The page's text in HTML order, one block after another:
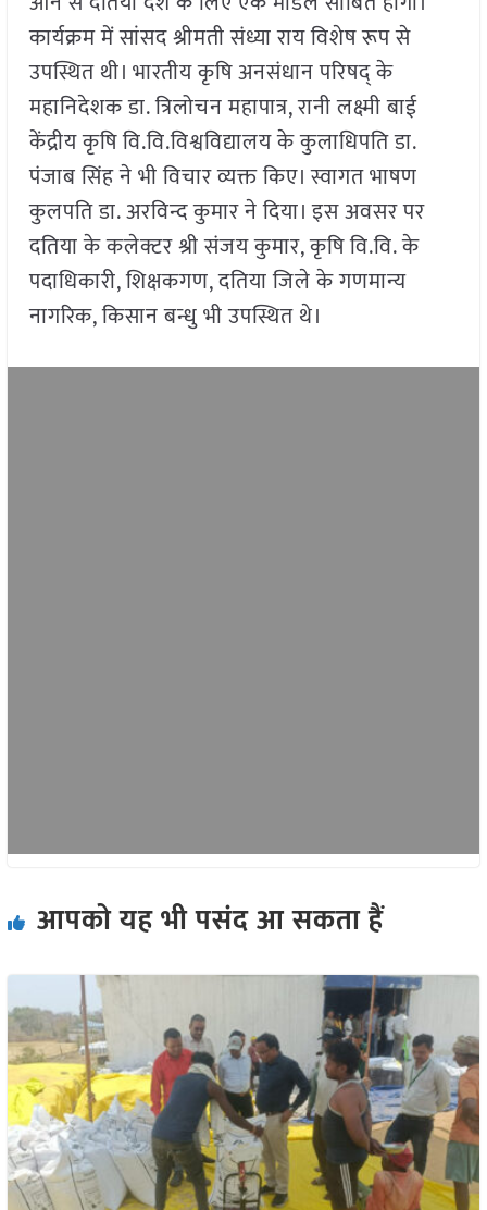
कार्यक्रम में सांसद श्रीमती संध्या राय विशेष रूप से
उपस्थित थी। भारतीय कृषि अनसंधान परिषद् के
महानिदेशक डा. त्रिलोचन महापात्र, रानी लक्ष्मी बाई
केंद्रीय कृषि वि.वि.विश्वविद्यालय के कुलाधिपति डा.
पंजाब सिंह ने भी विचार व्यक्त किए। स्वागत भाषण
कुलपति डा. अरविन्द कुमार ने दिया। इस अवसर पर
दतिया के कलेक्टर श्री संजय कुमार, कृषि वि.वि. के
पदाधिकारी, शिक्षकगण, दतिया जिले के गणमान्य
नागरिक, किसान बन्धु भी उपस्थित थे।
आपको यह भी पसंद आ सकता हैं